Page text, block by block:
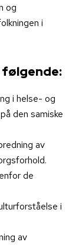
og
i
følgende:
i helse- og
den samiske
av
de
i
av